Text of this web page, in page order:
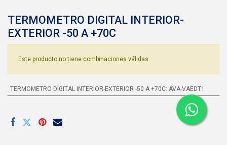
TERMOMETRO DIGITAL INTERIOR-
EXTERIOR -50 A +70C
Este producto no tiene combinaciones válidas.
TERMOMETRO DIGITAL INTERIOR-EXTERIOR -50 A +70C: AVA-VAEDT1